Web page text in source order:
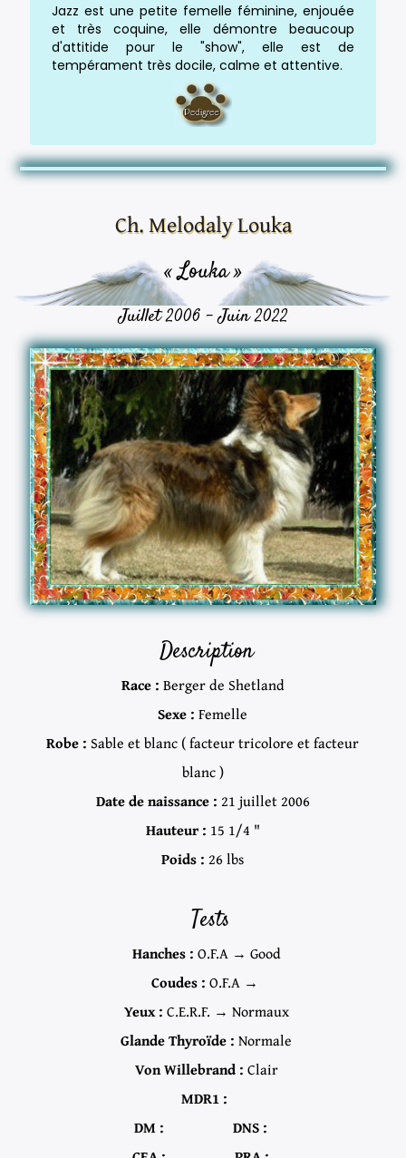
Jazz est une petite femelle féminine, enjouée
et très coquine, elle démontre beaucoup
d'attitide pour le "show", elle est de
tempérament très docile, calme et attentive.
Ch. Melodaly Louka
« Louka »
Juillet 2006 - Juin 2022
Description
Race : Berger de Shetland
Sexe : Femelle
Robe : Sable et blanc ( facteur tricolore et facteur
blanc )
Date de naissance : 21 juillet 2006
Hauteur : 15 1/4 "
Poids : 26 lbs
Tests
Hanches : O.F.A → Good
Coudes : O.F.A →
Yeux : C.E.R.F. → Normaux
Glande Thyroïde : Normale
Von Willebrand : Clair
MDR1 :
DM :
DNS :